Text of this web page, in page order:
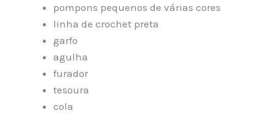
pompons pequenos de várias cores
linha de crochet preta
garfo
agulha
furador
tesoura
cola